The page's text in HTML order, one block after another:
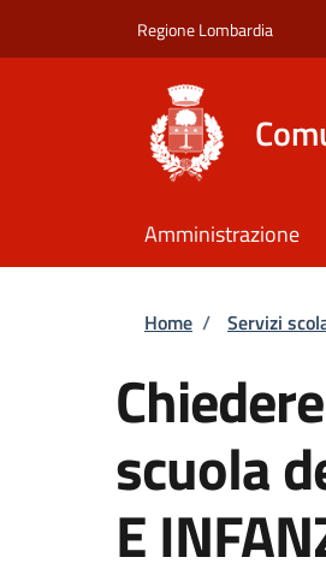
Regione Lombardia
Amministrazione
Briciole
Home / Servizi
scuola
E